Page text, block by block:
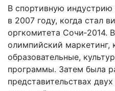
В спортивную
в 2007 году, когда стал
оргкомитета Сочи‑2014.
олимпийский
образовательные,
программы. Затем была
представительствах